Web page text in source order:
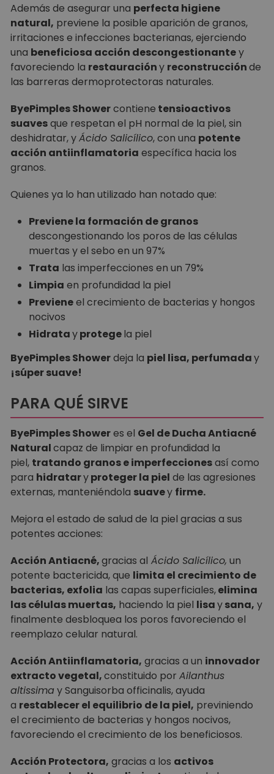
Además de asegurar una perfecta higiene
natural, previene la posible aparición de granos,
irritaciones e infecciones bacterianas, ejerciendo
una beneficiosa acción descongestionantey
favoreciendo la restauracióny reconstrucciónde
las barreras dermoprotectoras naturales.
ByePimples Showercontiene tensioactivos
suavesque respetan el pH normal de la piel, sin
deshidratar, yÁcido Salicílico, con una potente
acción antiinflamatoria específica hacia los
granos.
Quienes ya lo han utilizado han notado que:
Previene la formación de granos
descongestionando los poros de las células
muertas y el sebo en un 97%
Trata las imperfecciones en un 79%
Limpia en profundidad la piel
Previeneel crecimiento de bacterias y hongos
nocivos
Hidratayprotegela piel
ByePimples Showerdeja la piel lisa, perfumaday
¡súper suave!
PARA QUÉ SIRVE
ByePimples Showeres el Gel de Ducha Antiacné
Naturalcapaz de limpiar en profundidad la
piel, tratando granos e imperfeccionesasí como
para hidrataryproteger la piel de las agresiones
externas, manteniéndola suavey firme.
Mejora el estado de salud de la piel gracias a sus
potentes acciones:
Acción Antiacné,gracias al Ácido Salicílico, un
potente bactericida, que limita el crecimiento de
bacterias, exfolia las capas superficiales,elimina
las células muertas, haciendo la piel lisaysana, y
finalmente desbloquea los poros favoreciendo el
reemplazo celular natural.
Acción Antiinflamatoria, gracias a un innovador
extracto vegetal,constituido por Ailanthus
altissimaySanguisorba officinalis, ayuda
a restablecer el equilibrio de la piel, previniendo
el crecimiento de bacterias y hongos nocivos,
favoreciendo el crecimiento de los beneficiosos.
Acción Protectora, gracias a los activos